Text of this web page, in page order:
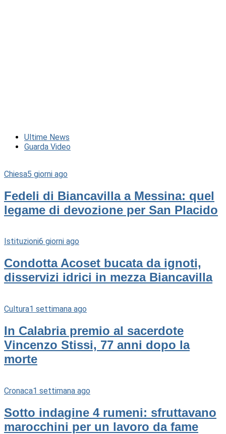
Ultime News
Guarda Video
Chiesa5 giorni ago
Fedeli di Biancavilla a Messina: quel
legame di devozione per San Placido
Istituzioni6 giorni ago
Condotta Acoset bucata da ignoti,
disservizi idrici in mezza Biancavilla
Cultura1 settimana ago
In Calabria premio al sacerdote
Vincenzo Stissi, 77 anni dopo la
morte
Cronaca1 settimana ago
Sotto indagine 4 rumeni: sfruttavano
marocchini per un lavoro da fame